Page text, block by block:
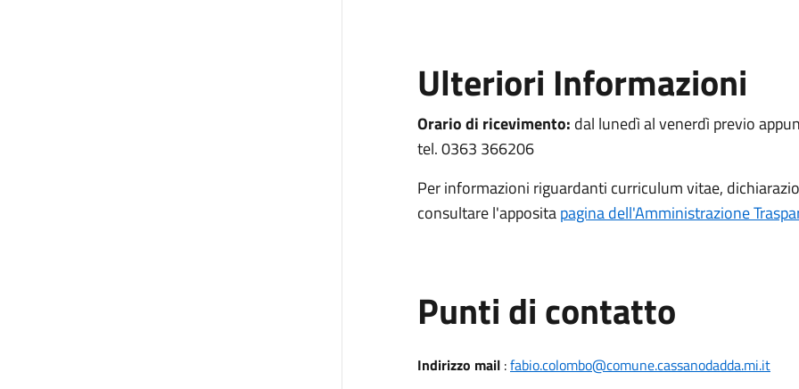
Ulteriori Informazioni
Orario di ricevimento: dal lunedì al venerdì previo
tel. 0363 366206
Per informazioni riguardanti curriculum vitae,
consultare l'appositapagina dell'Amministrazione
Punti di contatto
Indirizzo mail:fabio.colombo@comune.cassanodadda.mi.it